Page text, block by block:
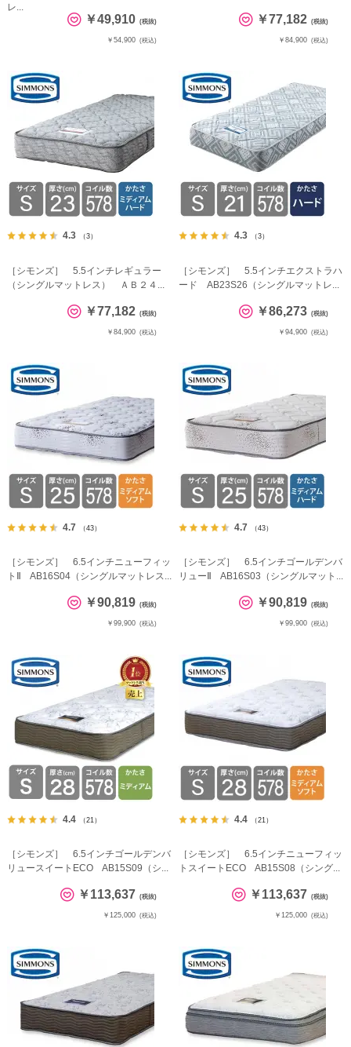
レ...
￥49,910 (税抜)
￥54,900 (税込)
￥77,182 (税抜)
￥84,900 (税込)
4.3 （3）
［シモンズ］ 5.5インチレギュラー
（シングルマットレス） ＡＢ２４...
￥77,182 (税抜)
￥84,900 (税込)
4.3 （3）
［シモンズ］ 5.5インチエクストラハ
ード AB23S26（シングルマットレ...
￥86,273 (税抜)
￥94,900 (税込)
4.7 （43）
［シモンズ］ 6.5インチニューフィッ
トⅡ AB16S04（シングルマットレス...
￥90,819 (税抜)
￥99,900 (税込)
4.7 （43）
［シモンズ］ 6.5インチゴールデンバ
リューⅡ AB16S03（シングルマット...
￥90,819 (税抜)
￥99,900 (税込)
4.4 （21）
［シモンズ］ 6.5インチゴールデンバ
リュースイートECO AB15S09（シ...
￥113,637 (税抜)
￥125,000 (税込)
4.4 （21）
［シモンズ］ 6.5インチニューフィッ
トスイートECO AB15S08（シング...
￥113,637 (税抜)
￥125,000 (税込)